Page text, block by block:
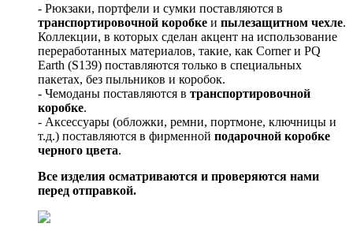
- Рюкзаки, портфели и сумки поставляются в
транспортировочной коробке и пылезащитном чехле.
Коллекции, в которых сделан акцент на использование
переработанных материалов, такие, как Corner и PQ
Earth (S139) поставляются только в специальных
пакетах, без пыльников и коробок.
- Чемоданы поставляются в транспортировочной
коробке.
- Аксессуары (обложки, ремни, портмоне, ключницы и
т.д.) поставляются в фирменной подарочной коробке
черного цвета.
Все изделия осматриваются и проверяются нами
перед отправкой.